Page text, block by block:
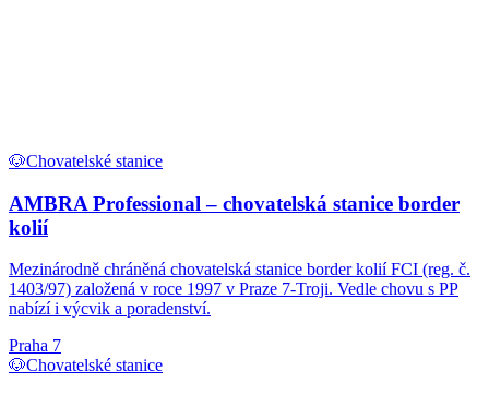
🐶Chovatelské stanice
AMBRA Professional – chovatelská stanice border
kolií
Mezinárodně chráněná chovatelská stanice border kolií FCI (reg. č.
1403/97) založená v roce 1997 v Praze 7-Troji. Vedle chovu s PP
nabízí i výcvik a poradenství.
Praha 7
🐶Chovatelské stanice